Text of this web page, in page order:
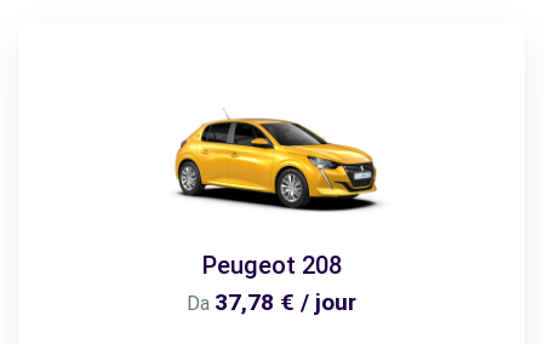
Peugeot 208
Da 37,78 € / jour